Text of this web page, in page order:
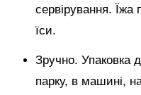
сервірування.
їси.
Зручно. Упаковка
парку, в машині,